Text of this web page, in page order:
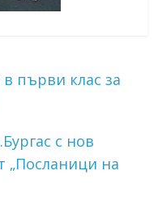
първи клас за
с нов
„Посланици на